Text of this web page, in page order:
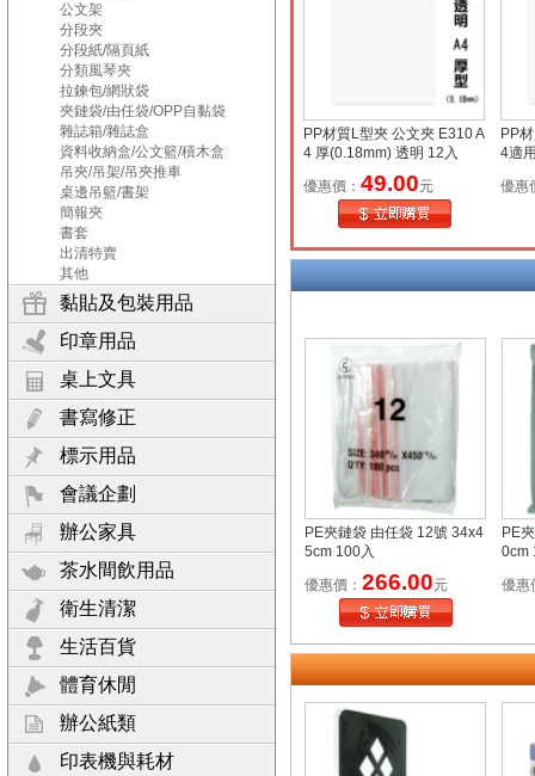
公文架
分段夾
分段紙/隔頁紙
分類風琴夾
拉鍊包/網狀袋
夾鏈袋/由任袋/OPP自黏袋
雜誌箱/雜誌盒
資料收納盒/公文籃/積木盒
吊夾/吊架/吊夾推車
桌邊吊籃/書架
簡報夾
書套
出清特賣
其他
黏貼及包裝用品
印章用品
桌上文具
書寫修正
標示用品
會議企劃
辦公家具
茶水間飲用品
衛生清潔
生活百貨
體育休閒
辦公紙類
印表機與耗材
PP材質L型夾 公文夾 E310 A
4 厚(0.18mm) 透明 12入
優惠價： 49.00元
PP
4適
優惠
PE夾鏈袋 由任袋 12號 34x4
5cm 100入
優惠價： 266.00元
PE
0cm
優惠